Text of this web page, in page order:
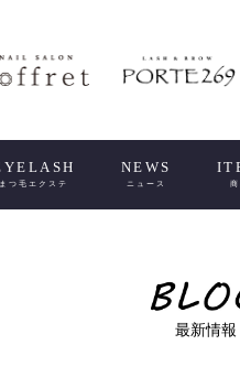
まつ毛エクステ
NEWS
ニュース 商
最新情報